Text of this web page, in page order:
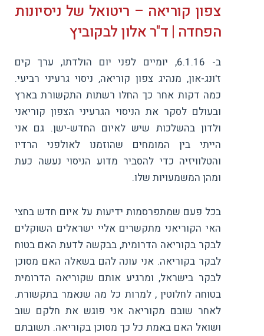
צפון קוריאה – ריטואל של ניסיונות
הפחדה | ד"ר אלון לבקוביץ
ב- 6.1.16, יומיים לפני יום הולדתו, ערך קים
ז'ונג-און, מנהיג צפון קוריאה, ניסוי גרעיני רביעי.
כמה דקות אחר כך החלו רשתות התקשורת בארץ
ובעולם לסקר את הניסוי הגרעיני הצפון קוריאני
ולדון בהשלכות שיש לאיום החדש-ישן. גם אני
הייתי בין המומחים שהוזמנו לאולפני הרדיו
והטלוויזיה כדי להסביר מדוע הניסוי נעשה כעת
ומהן המשמעויות שלו.
בכל פעם שמתפרסמות ידיעות על איום חדש בחצי
האי הקוריאני מתקשרים אליי ישראלים השוקלים
לבקר בקוריאה הדרומית, בבקשה לדעת האם בטוח
לבקר בקוריאה. אני עונה להם בשאלה האם מסוכן
לבקר בישראל, ומרגיע אותם שקוריאה הדרומית
בטוחה לחלוטין , למרות כל מה שנאמר בתקשורת.
לאחר שובם מקוריאה אני פוגש את חלקם שוב
ושואל האם באמת כל כך מסוכן בקוריאה. תשובתם